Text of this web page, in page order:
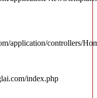
application/controllers/
index.php